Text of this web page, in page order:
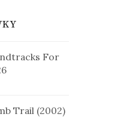
For
Trail (2002)